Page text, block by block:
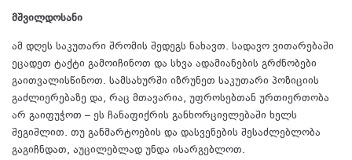
მშვილდოსანი
ამ დღეს საკუთარი შრომის შედეგს ნახავთ. სადავო ვითარებაში
ეცადეთ ტაქტი გამოიჩინოთ და სხვა ადამიანების გრძნობები
გაითვალისწინოთ. სამსახურში იზრუნეთ საკუთარი პოზიციის
გაძლიერებაზე და, რაც მთავარია, უფროსებთან ურთიერთობა
არ გაიფუჭოთ – ეს ჩანაფიქრის განხორციელებაში ხელს
შეგიშლით. თუ განმარტოების და დასვენების შესაძლებლობა
გაგიჩნდათ, აუცილებლად უნდა ისარგებლოთ.